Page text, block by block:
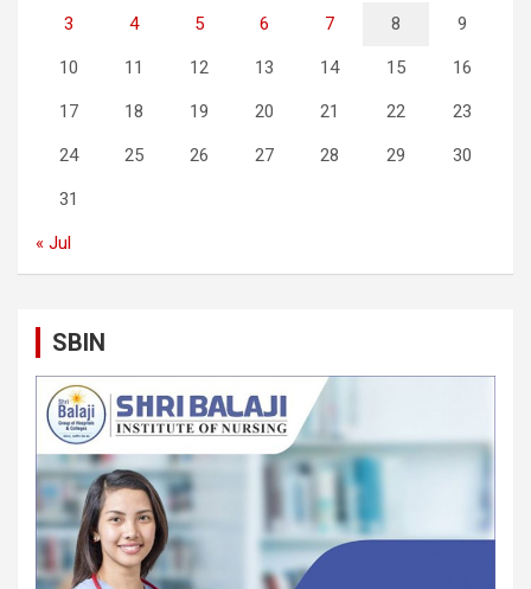
3 4 5 6 7 8 9
10 11 12 13 14 15 16
17 18 19 20 21 22 23
24 25 26 27 28 29 30
31
« Jul
SBIN